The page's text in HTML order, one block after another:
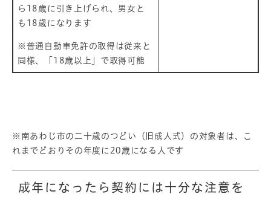
ら18歳に引き上げられ、男女と
も18歳になります
※普通自動車免許の取得は従来と
同様、「18歳以上」で取得可能
※南あわじ市の二十歳のつどい（旧成人式）の対象者は、こ
れまでどおりその年度に20歳になる人です
成年になったら契約には十分な注意を